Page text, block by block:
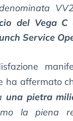
del Vega C
Service
ha affermato
una pietra
la piena